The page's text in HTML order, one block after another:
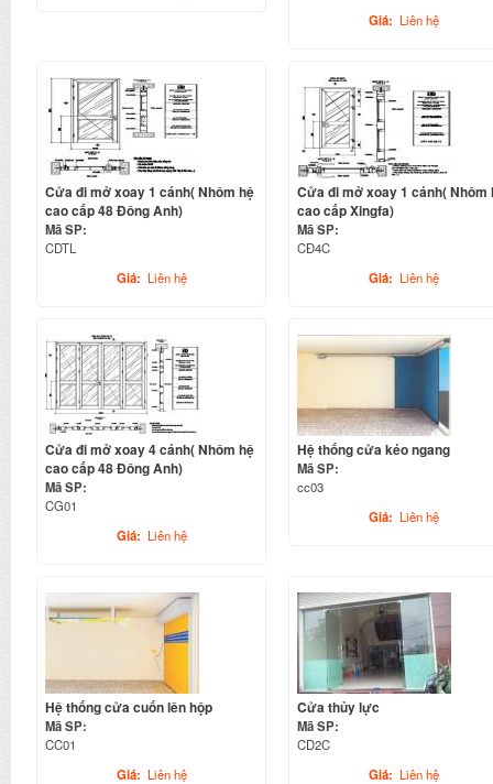
Giá: Liên hệ
Cửa đi mở xoay 1 cánh( Nhôm hệ
cao cấp 48 Đông Anh)
Mã SP:
CDTL
Giá: Liên hệ
Cửa đi mở xoay 1 cánh( Nhôm
cao cấp Xingfa)
Mã SP:
CĐ4C
Giá: Liên hệ
Cửa đi mở xoay 4 cánh( Nhôm hệ
cao cấp 48 Đông Anh)
Mã SP:
CG01
Giá: Liên hệ
Hệ thống cửa kéo ngang
Mã SP:
cc03
Giá: Liên hệ
Hệ thống cửa cuốn lên hộp
Mã SP:
CC01
Giá: Liên hệ
Cửa thủy lực
Mã SP:
CD2C
Giá: Liên hệ